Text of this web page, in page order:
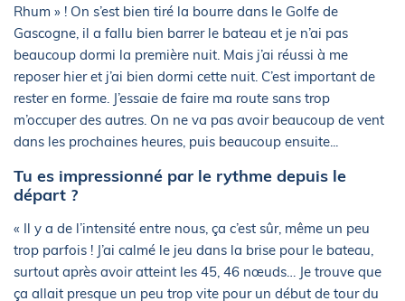
Rhum » ! On s’est bien tiré la bourre dans le Golfe de
Gascogne, il a fallu bien barrer le bateau et je n’ai pas
beaucoup dormi la première nuit. Mais j’ai réussi à me
reposer hier et j’ai bien dormi cette nuit. C’est important de
rester en forme. J’essaie de faire ma route sans trop
m’occuper des autres. On ne va pas avoir beaucoup de vent
dans les prochaines heures, puis beaucoup ensuite...
Tu es impressionné par le rythme depuis le
départ ?
« Il y a de l’intensité entre nous, ça c’est sûr, même un peu
trop parfois ! J’ai calmé le jeu dans la brise pour le bateau,
surtout après avoir atteint les 45, 46 nœuds… Je trouve que
ça allait presque un peu trop vite pour un début de tour du